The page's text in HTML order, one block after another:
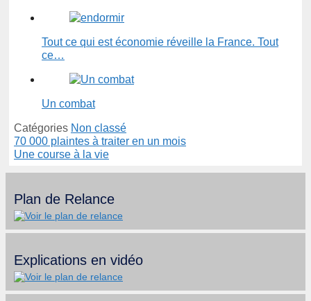
Tout ce qui est économie réveille la France. Tout
ce…
Un combat
Catégories Non classé
70 000 plaintes à traiter en un mois
Une course à la vie
Plan de Relance
Explications en vidéo